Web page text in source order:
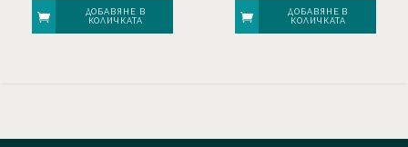
ДОБАВЯНЕ В
КОЛИЧКАТА
ДОБАВЯНЕ В
КОЛИЧКАТА